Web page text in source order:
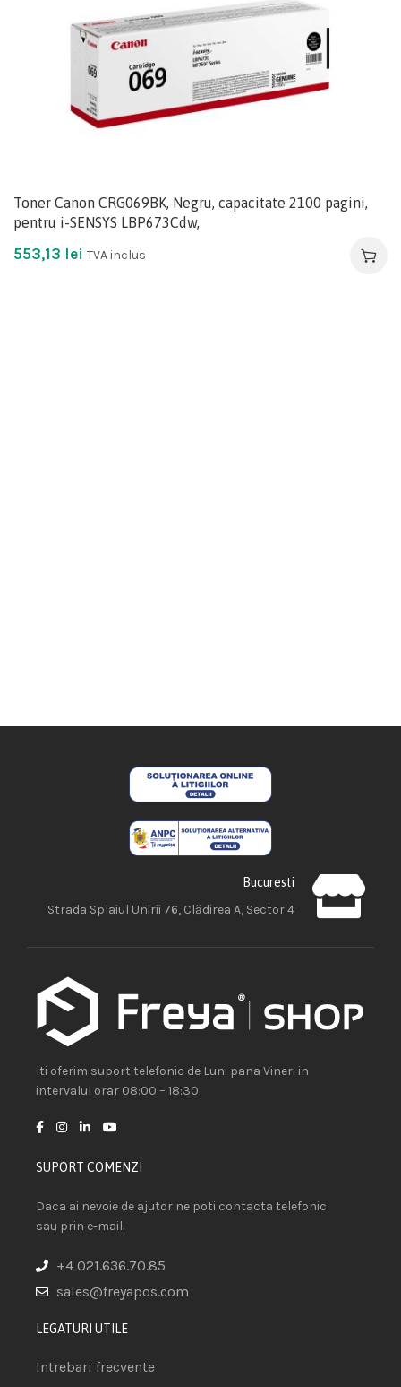
Toner Canon CRG069BK, Negru, capacitate 2100 pagini,
pentru i-SENSYS LBP673Cdw,
553,13 lei TVA inclus
Bucuresti
Strada Splaiul Unirii 76, Clădirea A, Sector 4
Iti oferim suport telefonic de Luni pana Vineri in
intervalul orar 08:00 – 18:30
SUPORT COMENZI
Daca ai nevoie de ajutor ne poti contacta telefonic
sau prin e-mail.
+4 021.636.70.85
sales@freyapos.com
LEGATURI UTILE
Intrebari frecvente